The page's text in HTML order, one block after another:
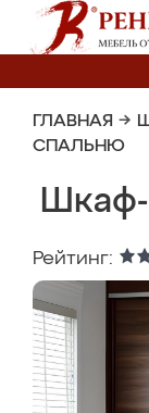
ГЛАВНАЯ →
СПАЛЬНЮ
Шкаф-
Рейтинг: